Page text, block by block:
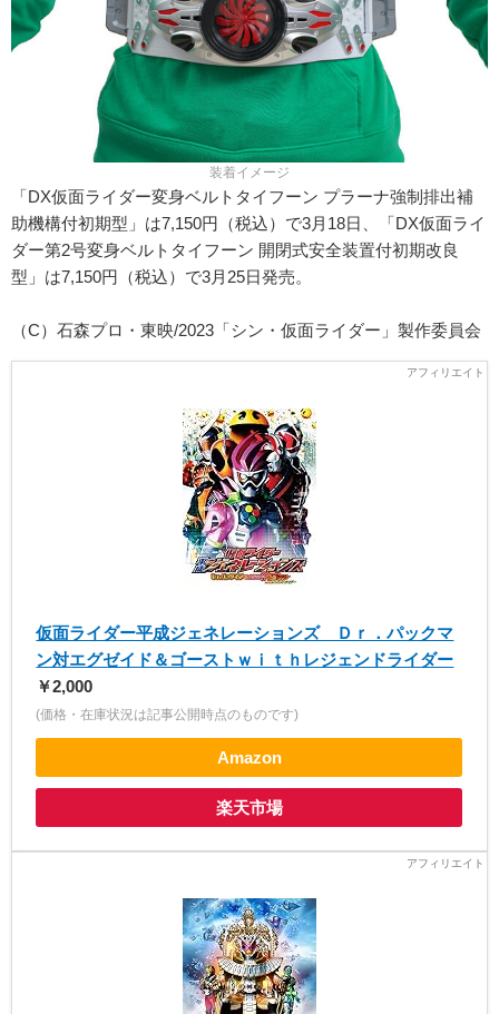
装着イメージ
「DX仮面ライダー変身ベルトタイフーン プラーナ強制排出補
助機構付初期型」は7,150円（税込）で3月18日、「DX仮面ライ
ダー第2号変身ベルトタイフーン 開閉式安全装置付初期改良
型」は7,150円（税込）で3月25日発売。
（C）石森プロ・東映/2023「シン・仮面ライダー」製作委員会
仮面ライダー平成ジェネレーションズ Ｄｒ．パックマ
ン対エグゼイド＆ゴーストｗｉｔｈレジェンドライダー
￥2,000
(価格・在庫状況は記事公開時点のものです)
Amazon
楽天市場